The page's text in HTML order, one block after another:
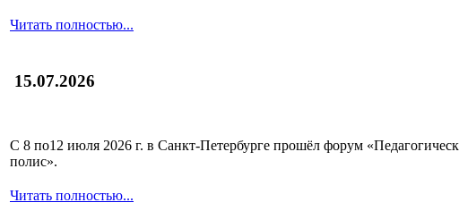
Читать полностью...
15.07.2026
С 8 по12 июля 2026 г. в Санкт-Петербурге прошёл форум
полис».
Читать полностью...